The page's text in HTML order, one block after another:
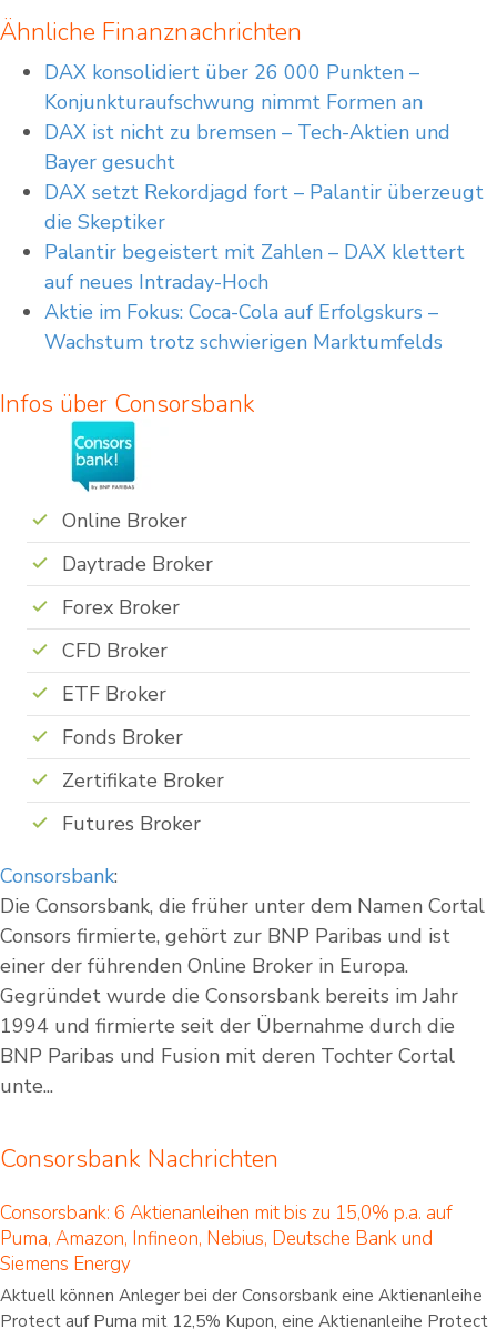
Informationen, die Sie auf unserer Webseite unter www.consorsbank.de abrufen
Neben den hier vorgestellten Produkten gibt es möglicherweise andere
Produkte, die für Ihr gewünschtes Investment bzw. die von Ihnen verfolgten
Zwecke besser geeignet sind. Die hier zur Verfügung gestellten Informationen
enthalten daher auch nicht notwendigerweise die für Ihre Anlageentscheidungen
erforderlichen oder wesentlichen Informationen.
Wir weisen abschließend darauf hin, dass es sich in dem Fall, in dem Sie
Transaktionen in hier vorgestellten Werten ohne vorherige individuelle Beratung
durchführen, um ein sogenanntes „beratungsfreies Geschäft“ handelt.
Ähnliche Finanznachrichten
DAX konsolidiert über 26 000 Punkten –
Konjunkturaufschwung nimmt Formen an
DAX ist nicht zu bremsen – Tech-Aktien und
Bayer gesucht
DAX setzt Rekordjagd fort – Palantir überzeugt
die Skeptiker
Palantir begeistert mit Zahlen – DAX klettert
auf neues Intraday-Hoch
Aktie im Fokus: Coca-Cola auf Erfolgskurs –
Wachstum trotz schwierigen Marktumfelds
Infos über Consorsbank
Online Broker
Daytrade Broker
Forex Broker
CFD Broker
ETF Broker
Fonds Broker
Zertifikate Broker
Futures Broker
Consorsbank:
Die Consorsbank, die früher unter dem Namen Cortal
Consors firmierte, gehört zur BNP Paribas und ist
einer der führenden Online Broker in Europa.
Gegründet wurde die Consorsbank bereits im Jahr
1994 und firmierte seit der Übernahme durch die
BNP Paribas und Fusion mit deren Tochter Cortal
unte...
Consorsbank Nachrichten
Consorsbank: 6 Aktienanleihen mit bis zu 15,0% p.a. auf
Puma, Amazon, Infineon, Nebius, Deutsche Bank und
Siemens Energy
Aktuell können Anleger bei der Consorsbank eine Aktienanleihe
Protect auf Puma mit 12,5% Kupon, eine Aktienanleihe Protect